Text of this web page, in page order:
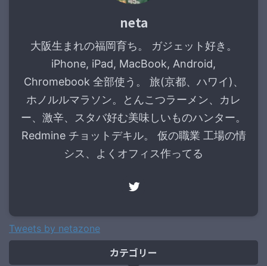
neta
大阪生まれの福岡育ち。 ガジェット好き。
iPhone, iPad, MacBook, Android,
Chromebook 全部使う。 旅(京都、ハワイ)、
ホノルルマラソン。とんこつラーメン、カレ
ー、激辛、スタバ好む美味しいものハンター。
Redmine チョットデキル。 仮の職業 工場の情
シス、よくオフィス作ってる
Tweets by netazone
カテゴリー